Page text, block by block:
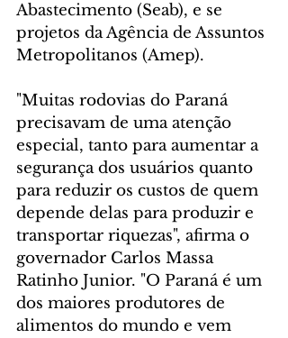
Abastecimento (Seab), e se
projetos da Agência de Assuntos
Metropolitanos (Amep).
"Muitas rodovias do Paraná
precisavam de uma atenção
especial, tanto para aumentar a
segurança dos usuários quanto
para reduzir os custos de quem
depende delas para produzir e
transportar riquezas", afirma o
governador Carlos Massa
Ratinho Junior. "O Paraná é um
dos maiores produtores de
alimentos do mundo e vem